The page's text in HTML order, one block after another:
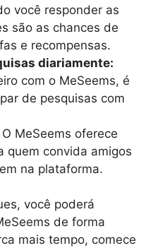
você responder as
são as chances de
e recompensas.
diariamente:
com o MeSeems, é
de pesquisas com
O MeSeems oferece
quem convida amigos
na plataforma.
você poderá
de forma
mais tempo, comece